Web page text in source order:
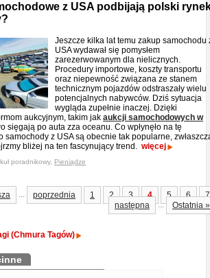
z USA podbijają polski
Jeszcze kilka lat temu zakup samochodu
USA wydawał się pomysłem
zarezerwowanym dla nielicznych.
Procedury importowe, koszty transportu
oraz niepewność związana ze stanem
technicznym pojazdów odstraszały wielu
potencjalnych nabywców. Dziś sytuacja
wygląda zupełnie inaczej. Dzięki
aukcyjnym, takim jak aukcji samochodowych w
sięgają po auta zza oceanu. Co wpłynęło na tę
samochody z USA są obecnie tak popularne,
bliżej na ten fascynujący trend. więcej
poradnikowy, Pieniądze
... poprzednia 1 2 3 4 5 6
7
następna
... Ostatnia »
(Chmura Tagów)